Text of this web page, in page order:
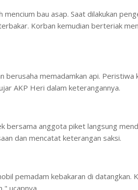
bau asap. Saat dilakukan
Korban kemudian berteriak
berusaha memadamkan api. Peristiwa
AKP Heri dalam keterangannya.
bersama anggota piket langsung
dan mencatat keterangan saksi.
pemadam kebakaran di datangkan.
ucapnya.